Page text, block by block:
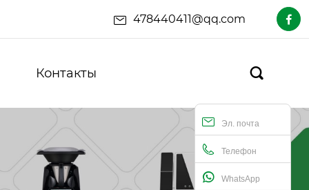
478440411@qq.com 
Контакты 
Эл. почта
Телефон
WhatsApp